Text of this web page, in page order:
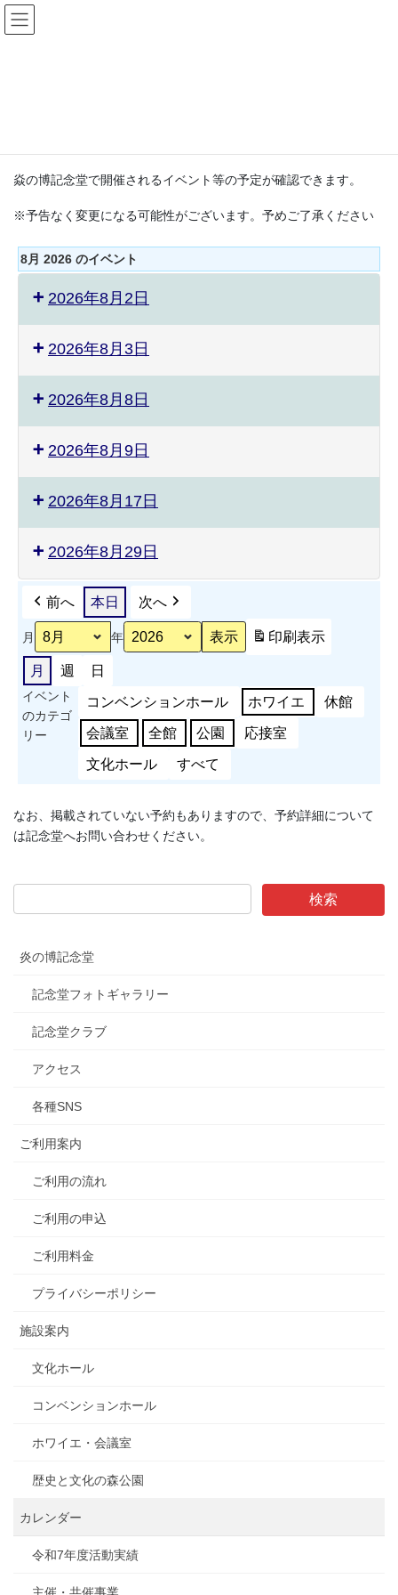
コ
ン
ッ
ナ
ビ
移
焱の博記念堂で開催されるイベント等の予定が確認できます。
※予告なく変更になる可能性がございます。予めご了承ください
8月 2026 のイベント
2026年8月2日
2026年8月3日
2026年8月8日
2026年8月9日
2026年8月17日
2026年8月29日
前へ 本日 次へ
月 年 印刷表示
月 週 日
イベント
のカテゴ
リー
コンベンションホール ホワイエ 休館
会議室 全館 公園 応接室
文化ホール すべて
なお、掲載されていない予約もありますので、予約詳細について
は記念堂へお問い合わせください。
炎の博記念堂
記念堂フォトギャラリー
記念堂クラブ
アクセス
各種SNS
ご利用案内
ご利用の流れ
ご利用の申込
ご利用料金
プライバシーポリシー
施設案内
文化ホール
コンベンションホール
ホワイエ・会議室
歴史と文化の森公園
カレンダー
令和7年度活動実績